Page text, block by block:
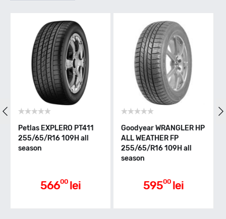
H - max 210km/h
Indice greutate
E
Aderenta pe carosabil ud
PT411
R16 109H all
Goodyear WRANGLER HP
ALL WEATHER FP
255/65/R16 109H all
General Tire
all season /